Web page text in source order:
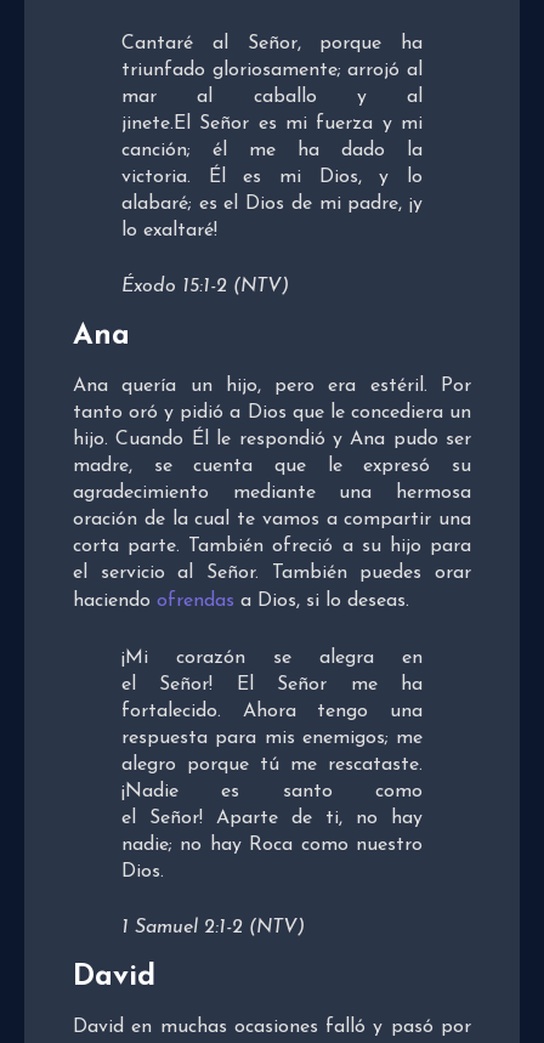
Cantaré al Señor, porque ha
triunfado gloriosamente; arrojó al
mar al caballo y al
jinete.El Señor es mi fuerza y mi
canción; él me ha dado la
victoria. Él es mi Dios, y lo
alabaré; es el Dios de mi padre, ¡y
lo exaltaré!
Éxodo 15:1-2 (NTV)
Ana
Ana quería un hijo, pero era estéril. Por
tanto oró y pidió a Dios que le concediera un
hijo. Cuando Él le respondió y Ana pudo ser
madre, se cuenta que le expresó su
agradecimiento mediante una hermosa
oración de la cual te vamos a compartir una
corta parte. También ofreció a su hijo para
el servicio al Señor. También puedes orar
haciendo ofrendas a Dios, si lo deseas.
¡Mi corazón se alegra en
el Señor! El Señor me ha
fortalecido. Ahora tengo una
respuesta para mis enemigos; me
alegro porque tú me rescataste.
¡Nadie es santo como
el Señor! Aparte de ti, no hay
nadie; no hay Roca como nuestro
Dios.
1 Samuel 2:1-2 (NTV)
David
David en muchas ocasiones falló y pasó por